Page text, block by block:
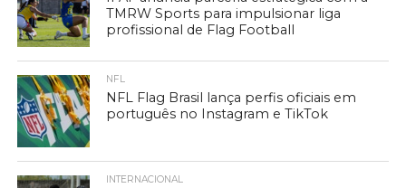
TMRW Sports para impulsionar liga
profissional de Flag Football
NFL
NFL Flag Brasil lança perfis oficiais em
português no Instagram e TikTok
INTERNACIONAL